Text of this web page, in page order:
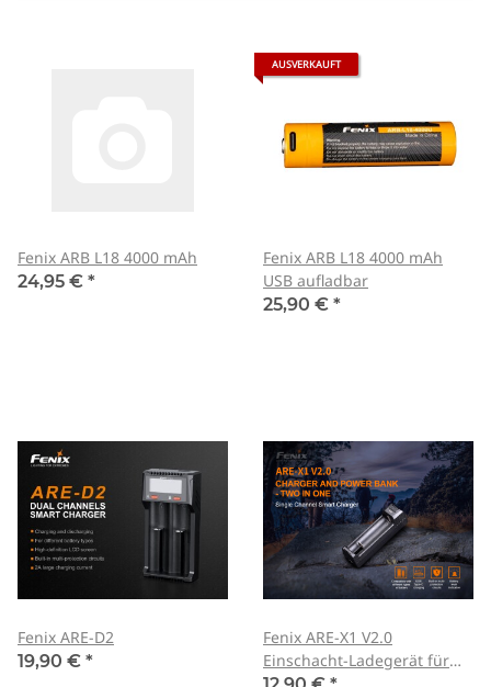
Fenix ARB L18 4000 mAh
24,95 € *
AUSVERKAUFT
Fenix ARB L18 4000 mAh
USB aufladbar
25,90 € *
Fenix ARE-D2
19,90 € *
Fenix ARE-X1 V2.0
Einschacht-Ladegerät für